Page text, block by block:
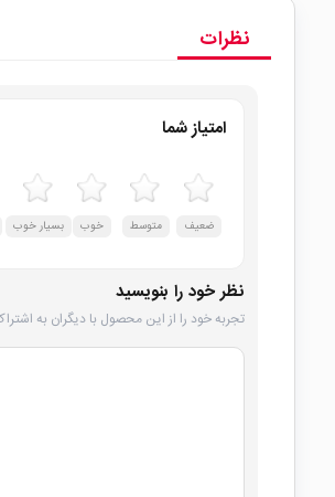
نظرات
امتیاز شما
ضعیف متوسط خوب بسیار خوب
نظر خود را بنویسید
تجربه خود را از این محصول با دیگران به